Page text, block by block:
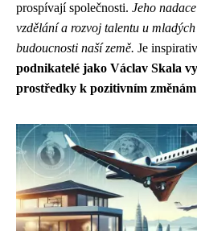
prospívají společnosti. Jeho
vzdělání a rozvoj talentu u
budoucnosti naší země. Je
podnikatelé jako Václav Skala
prostředky k pozitivním změnám